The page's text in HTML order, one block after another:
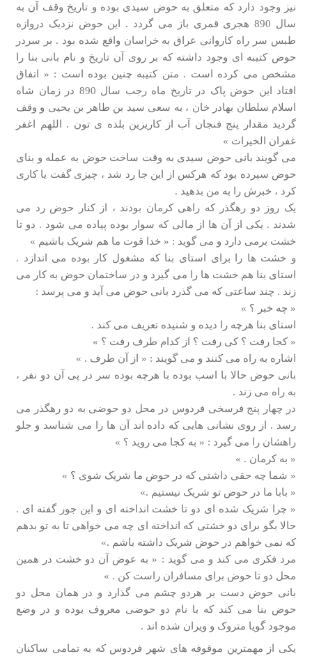
نیز وجود دارد که متعلق به حوض سیدی بوده و تاریخ وقف آن به
سال 890 هجری قمری باز می گردد . این حوض نزدیک دروازه
طبس سر راه کاروانی عراق به خراسان واقع شده بود . بر سردر
حوض کتیبه ای وجود داشته که بر روی آن تاریخ و نام بانی بنا را
مشخص می کرده است . متن کتیبه چنین بوده است : « اتفاق
افتاد این حوض پاک در تاریخ ماه رجب سال 890 در زمان شاه
اسلام سلطان بهادر خان ، به سعی سید بن طاهر بن یحیی و وقف
گردید مقدار پنج فنجان آب از کاریزین بلده ی تون . اللهم اغفر
غفران الخیرات »
می گویند بانی حوض سیدی به وقت ساخت حوض به عمله و بنای
حوض سپرده بود که هرکس از این جا رد شد ، چیزی گفت یا کاری
کرد ، خبرش را به من بدهید .
یک روز دو رهگذر که راهی کرمان بودند ، از کنار حوض رد می
شدند . یکی از آن ها از مالی که سوار بوده پیاده می شود . دو تا
خشت برمی دارد و می گوید : « خدا قوت ما هم شریک باشیم »
و خشت ها را برای استای بنا که مشغول کار بوده می اندازد .
استای بنا هم خشت ها را می گیرد و در ساختمان حوض به کار می
زند . چند ساعتی که می گذرد بانی حوض می آید و می پرسد :
« چه خبر ؟ »
استای بنا هرچه را دیده و شنیده تعریف می کند .
« کجا رفت ؟ کی رفت ؟ از کدام طرف رفت ؟ »
اشاره به راه می کنند و می گویند : « از آن طرف . »
بانی حوض حالا با اسب بوده با هرچه بوده سر در پی آن دو نفر ،
به راه می زند .
در چهار پنج فرسخی فردوس در محل دو حوضی به دو رهگذر می
رسد . از روی نشانی هایی که داده اند آن ها را می شناسد و جلو
راهشان را می گیرد : « به کجا می روید ؟ »
« به کرمان . »
« شما چه حقی داشتی که در حوض ما شریک شوی ؟ »
« بابا ما در حوض تو شریک نیستیم .»
« چرا شریک شده ای دو تا خشت انداخته ای و این جور گفته ای .
حالا بگو برای دو خشتی که انداخته ای چه می خواهی تا به تو بدهم
که نمی خواهم در حوض شریک داشته باشم .»
مرد فکری می کند و می گوید : « به عوض آن دو خشت در همین
محل دو تا حوض برای مسافران راست کن . »
بانی حوض دست بر هردو چشم می گذارد و در همان محل دو
حوض بنا می کند که با نام دو حوضی معروف بوده و در وضع
موجود گویا متروک و ویران شده اند .
یکی از مهمترین موقوفه های شهر فردوس که به تمامی ساکنان